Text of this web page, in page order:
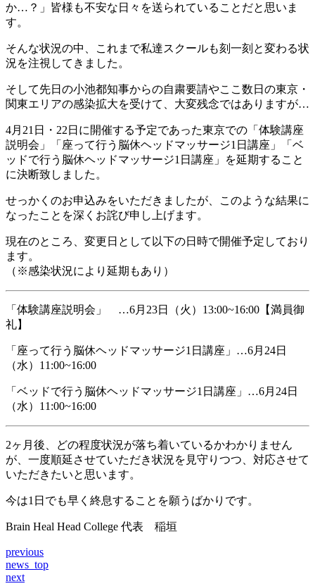
か…？」皆様も不安な日々を送られていることだと思いま
す。
そんな状況の中、これまで私達スクールも刻一刻と変わる状
況を注視してきました。
そして先日の小池都知事からの自粛要請やここ数日の東京・
関東エリアの感染拡大を受けて、大変残念ではありますが…
4月21日・22日に開催する予定であった東京での「体験講座
説明会」「座って行う脳休ヘッドマッサージ1日講座」「ベ
ッドで行う脳休ヘッドマッサージ1日講座」を延期すること
に決断致しました。
せっかくのお申込みをいただきましたが、このような結果に
なったことを深くお詫び申し上げます。
現在のところ、変更日として以下の日時で開催予定しており
ます。
（※感染状況により延期もあり）
「体験講座説明会」 …6月23日（火）13:00~16:00【満員御
礼】
「座って行う脳休ヘッドマッサージ1日講座」…6月24日
（水）11:00~16:00
「ベッドで行う脳休ヘッドマッサージ1日講座」…6月24日
（水）11:00~16:00
2ヶ月後、どの程度状況が落ち着いているかわかりません
が、一度順延させていただき状況を見守りつつ、対応させて
いただきたいと思います。
今は1日でも早く終息することを願うばかりです。
Brain Heal Head College 代表 稲垣
previous
news_top
next